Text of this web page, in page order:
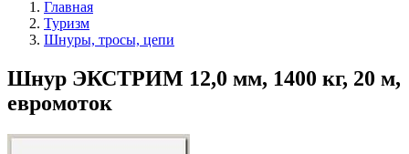
Главная
Туризм
Шнуры, тросы, цепи
Шнур ЭКСТРИМ 12,0 мм, 1400 кг, 20 м,
евромоток